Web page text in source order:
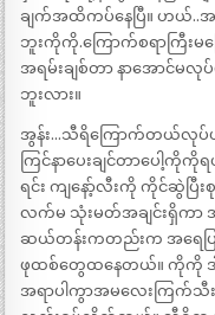
ချက်အထိကပ်နေပြီ။ ဟယ်..အ
ဘူးကိုကို.ကြောက်စရာကြီး
အရမ်းချစ်တာ နာအောင်မလု
ဘူးလား။
အွန်း…သီရိကြောက်တယ်လုပ်
ကြင်နာပေးချင်တာပေါ့ကို
ရင်း ကျနော့်လီးကို ကိုင်ဆွဲပ
လက်မ သုံးမတ်အချင်းရှိကာ
ဆယ်တန်းကတည်းက အရေပြား
ဖုထစ်တွေထနေတယ်။ ကိုကို ဒ
အရာပါကွာအမလေးကြက်သီ